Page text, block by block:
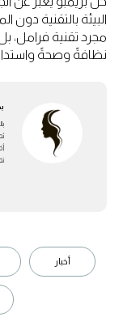
مجرد تقنية فرامل،
نظافةً وصحةً
أخبار